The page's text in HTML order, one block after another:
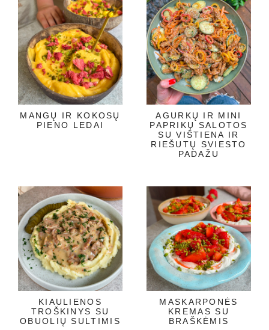
MANGŲ IR KOKOSŲ
PIENO LEDAI
AGURKŲ IR MINI
PAPRIKŲ SALOTOS
SU VIŠTIENA IR
RIEŠUTŲ SVIESTO
PADAŽU
KIAULIENOS
TROŠKINYS SU
OBUOLIŲ SULTIMIS
MASKARPONĖS
KREMAS SU
BRAŠKĖMIS